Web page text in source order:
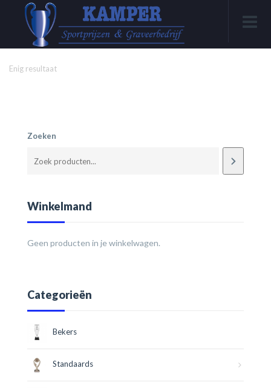
Enig resultaat
Zoeken
Winkelmand
Geen producten in je winkelwagen.
Categorieën
Bekers
Standaards